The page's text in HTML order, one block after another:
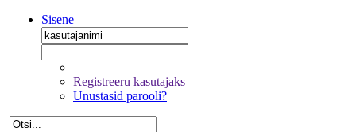
Sisene
Registreeru kasutajaks
Unustasid parooli?